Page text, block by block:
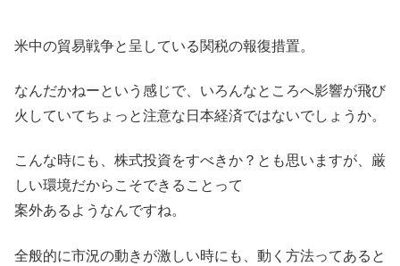
米中の貿易戦争と呈している関税の報復措置。
なんだかねーという感じで、いろんなところへ影響が飛び
火していてちょっと注意な日本経済ではないでしょうか。
こんな時にも、株式投資をすべきか？とも思いますが、厳
しい環境だからこそできることって
案外あるようなんですね。
全般的に市況の動きが激しい時にも、動く方法ってあると